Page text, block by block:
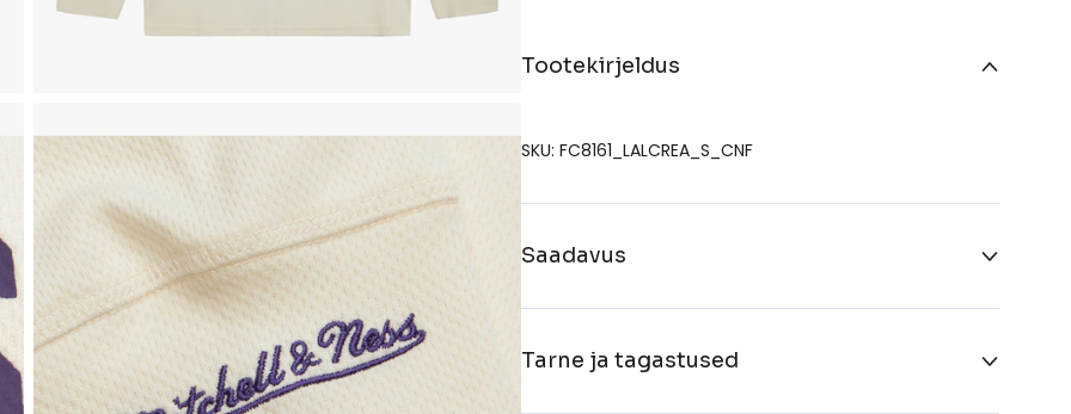
Tootekirjeldus
SKU: FC8161_LALCREA_S_CNF
Saadavus
Tarne ja tagastused